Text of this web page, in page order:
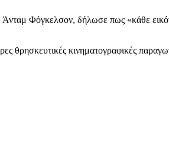
Φόγκελσον, δήλωσε πως «κάθε
θρησκευτικές κινηματογραφικές